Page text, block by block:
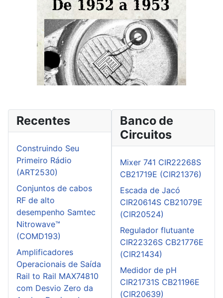
Recentes
Construindo Seu
Primeiro Rádio
(ART2530)
Conjuntos de cabos
RF de alto
desempenho Samtec
Nitrowave™
(COMD193)
Amplificadores
Operacionais de Saída
Rail to Rail MAX74810
com Desvio Zero da
Banco de
Circuitos
Mixer 741 CIR22268S
CB21719E (CIR21376)
Escada de Jacó
CIR20614S CB21079E
(CIR20524)
Regulador flutuante
CIR22326S CB21776E
(CIR21434)
Medidor de pH
CIR21731S CB21196E
(CIR20639)